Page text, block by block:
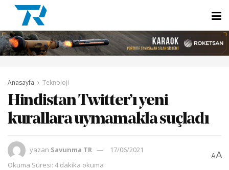
Anasayfa Teknoloji
Hindistan Twitter’ı yeni
kurallara uymamakla suçladı
yazan Savunma TR
17/06/2021
Okuma Süresi: 4 dakika okuma
AA